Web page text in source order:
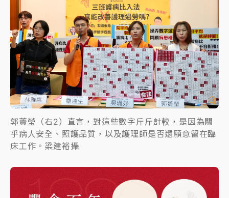
郭蕢瑩（右2）直言，對這些數字斤斤計較，是因為關
乎病人安全、照護品質，以及護理師是否還願意留在臨
床工作。梁建裕攝